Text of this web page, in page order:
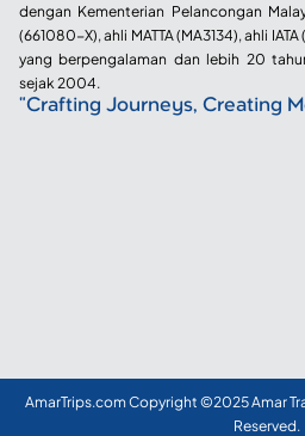
dengan Kementerian Pelancongan
(661080-X), ahli MATTA (MA3134), ahli
yang berpengalaman dan lebih 20
sejak 2004.
"Crafting Journeys, Creating
AmarTrips.com Copyright ©2025 Amar
Reserved.